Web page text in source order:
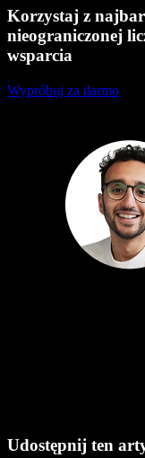
Korzystaj z
nieograniczonej
wsparcia
Wypróbuj za darmo
Udostępnij ten